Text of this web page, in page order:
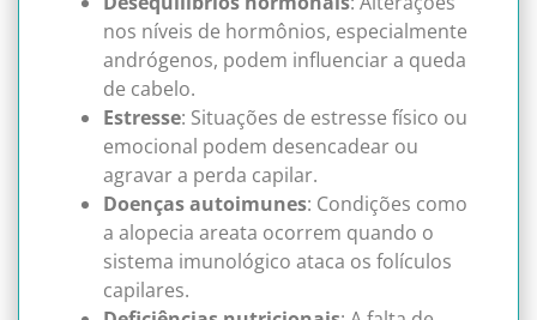
nos níveis de hormônios, especialmente
andrógenos, podem influenciar a queda
de cabelo.
Estresse: Situações de estresse físico ou
emocional podem desencadear ou
agravar a perda capilar.
Doenças autoimunes: Condições como
a alopecia areata ocorrem quando o
sistema imunológico ataca os folículos
capilares.